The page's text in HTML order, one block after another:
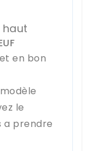
haut
en bon
le
a prendre